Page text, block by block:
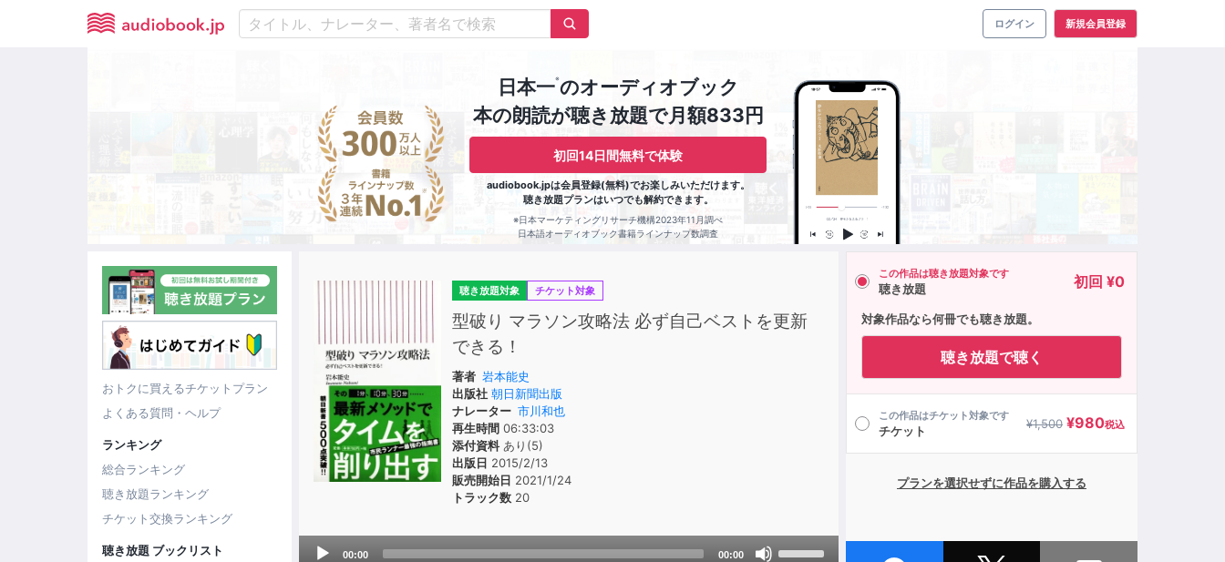
ログイン 新規会員登録
日本一※のオーディオブック
本の朗読が聴き放題で月額833円
初回14日間無料で体験
audiobook.jpは会員登録(無料)でお楽しみいただけます。
聴き放題プランはいつでも解約できます。
※日本マーケティングリサーチ機構2023年11月調べ
日本語オーディオブック書籍ラインナップ数調査
おトクに買えるチケットプラン
よくある質問・ヘルプ
ランキング
総合ランキング
聴き放題ランキング
チケット交換ランキング
聴き放題 ブックリスト
聴き放題対象 チケット対象
型破り マラソン攻略法 必ず自己ベストを更新
できる！
著者 岩本能史
出版社 朝日新聞出版
ナレーター 市川和也
再生時間 06:33:03
添付資料あり(5)
出版日 2015/2/13
販売開始日 2021/1/24
トラック数 20
Audio
00:00 00:00
この作品は聴き放題対象です
聴き放題 初回 ¥0
対象作品なら何冊でも聴き放題。
聴き放題で聴く
この作品はチケット対象です
チケット ¥1,500 ¥980税込
プランを選択せずに作品を購入する